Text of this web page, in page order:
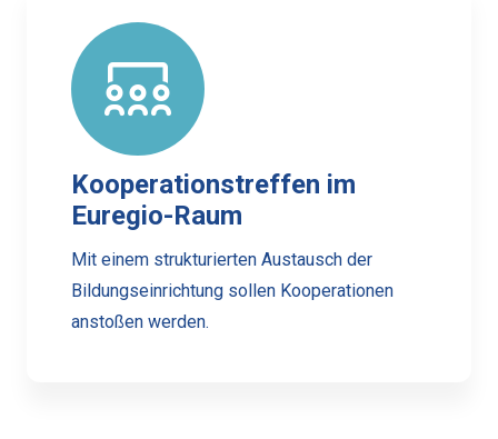
Kooperationstreffen im
Euregio-Raum
Mit einem strukturierten Austausch der
Bildungseinrichtung sollen Kooperationen
anstoßen werden.